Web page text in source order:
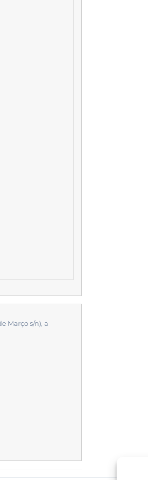
Março s/n), a